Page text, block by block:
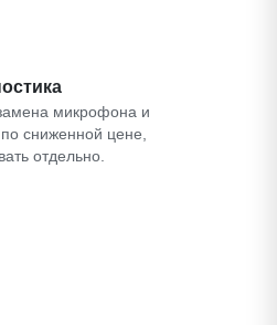
микрофона и
сниженной цене,
отдельно.